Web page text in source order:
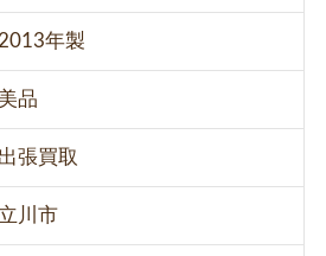
2013年製
美品
出張買取
立川市